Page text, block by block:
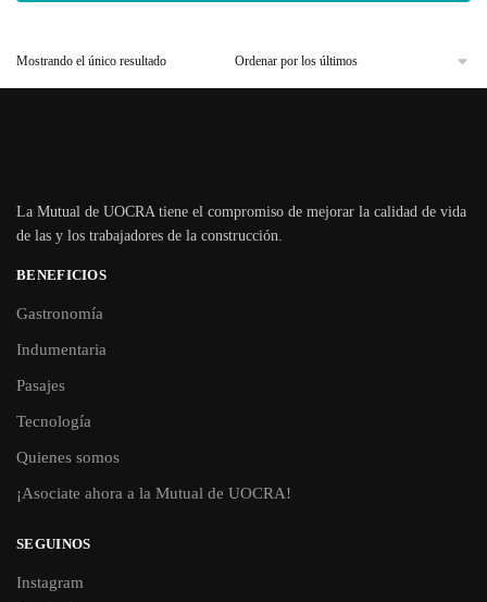
Mostrando el único resultado
La Mutual de UOCRA tiene el compromiso de mejorar la calidad de vida
de las y los trabajadores de la construcción.
BENEFICIOS
Gastronomía
Indumentaria
Pasajes
Tecnología
Quienes somos
¡Asociate ahora a la Mutual de UOCRA!
SEGUINOS
Instagram